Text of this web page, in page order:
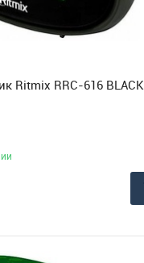
Ritmix RRC-616 BLACK